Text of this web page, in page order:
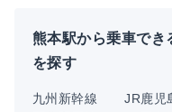
熊本駅から乗車でき
を探す
九州新幹線
JR鹿児